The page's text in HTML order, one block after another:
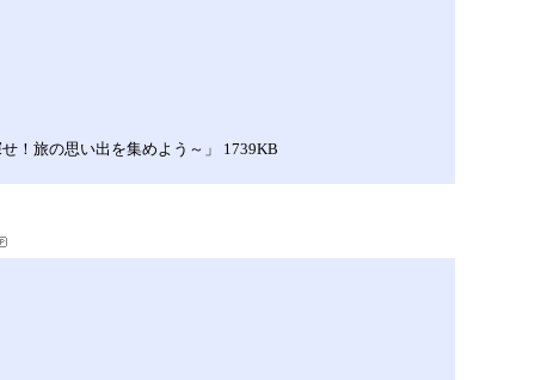
！旅の思い出を集めよう～」 1739KB